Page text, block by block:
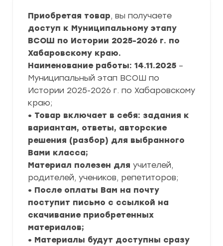
Приобретая товар, вы получаете
доступ к Муниципальному этапу
ВСОШ по Истории 2025-2026 г. по
Хабаровскому краю.
Наименование работы: 14.11.2025 –
Муниципальный этап ВСОШ по
Истории 2025-2026 г. по Хабаровскому
краю;
• Товар включает в себя: задания к
вариантам, ответы, авторские
решения (разбор) для выбранного
Вами класса;
Материал полезен для учителей,
родителей, учеников, репетиторов;
• После оплаты Вам на почту
поступит письмо с ссылкой на
скачивание приобретенных
материалов;
• Материалы будут доступны сразу